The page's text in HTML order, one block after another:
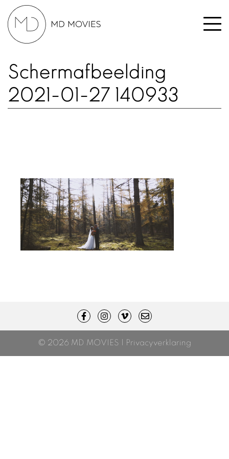
Schermafbeelding
2021-01-27 140933
© 2026 MD MOVIES | Privacyverklaring